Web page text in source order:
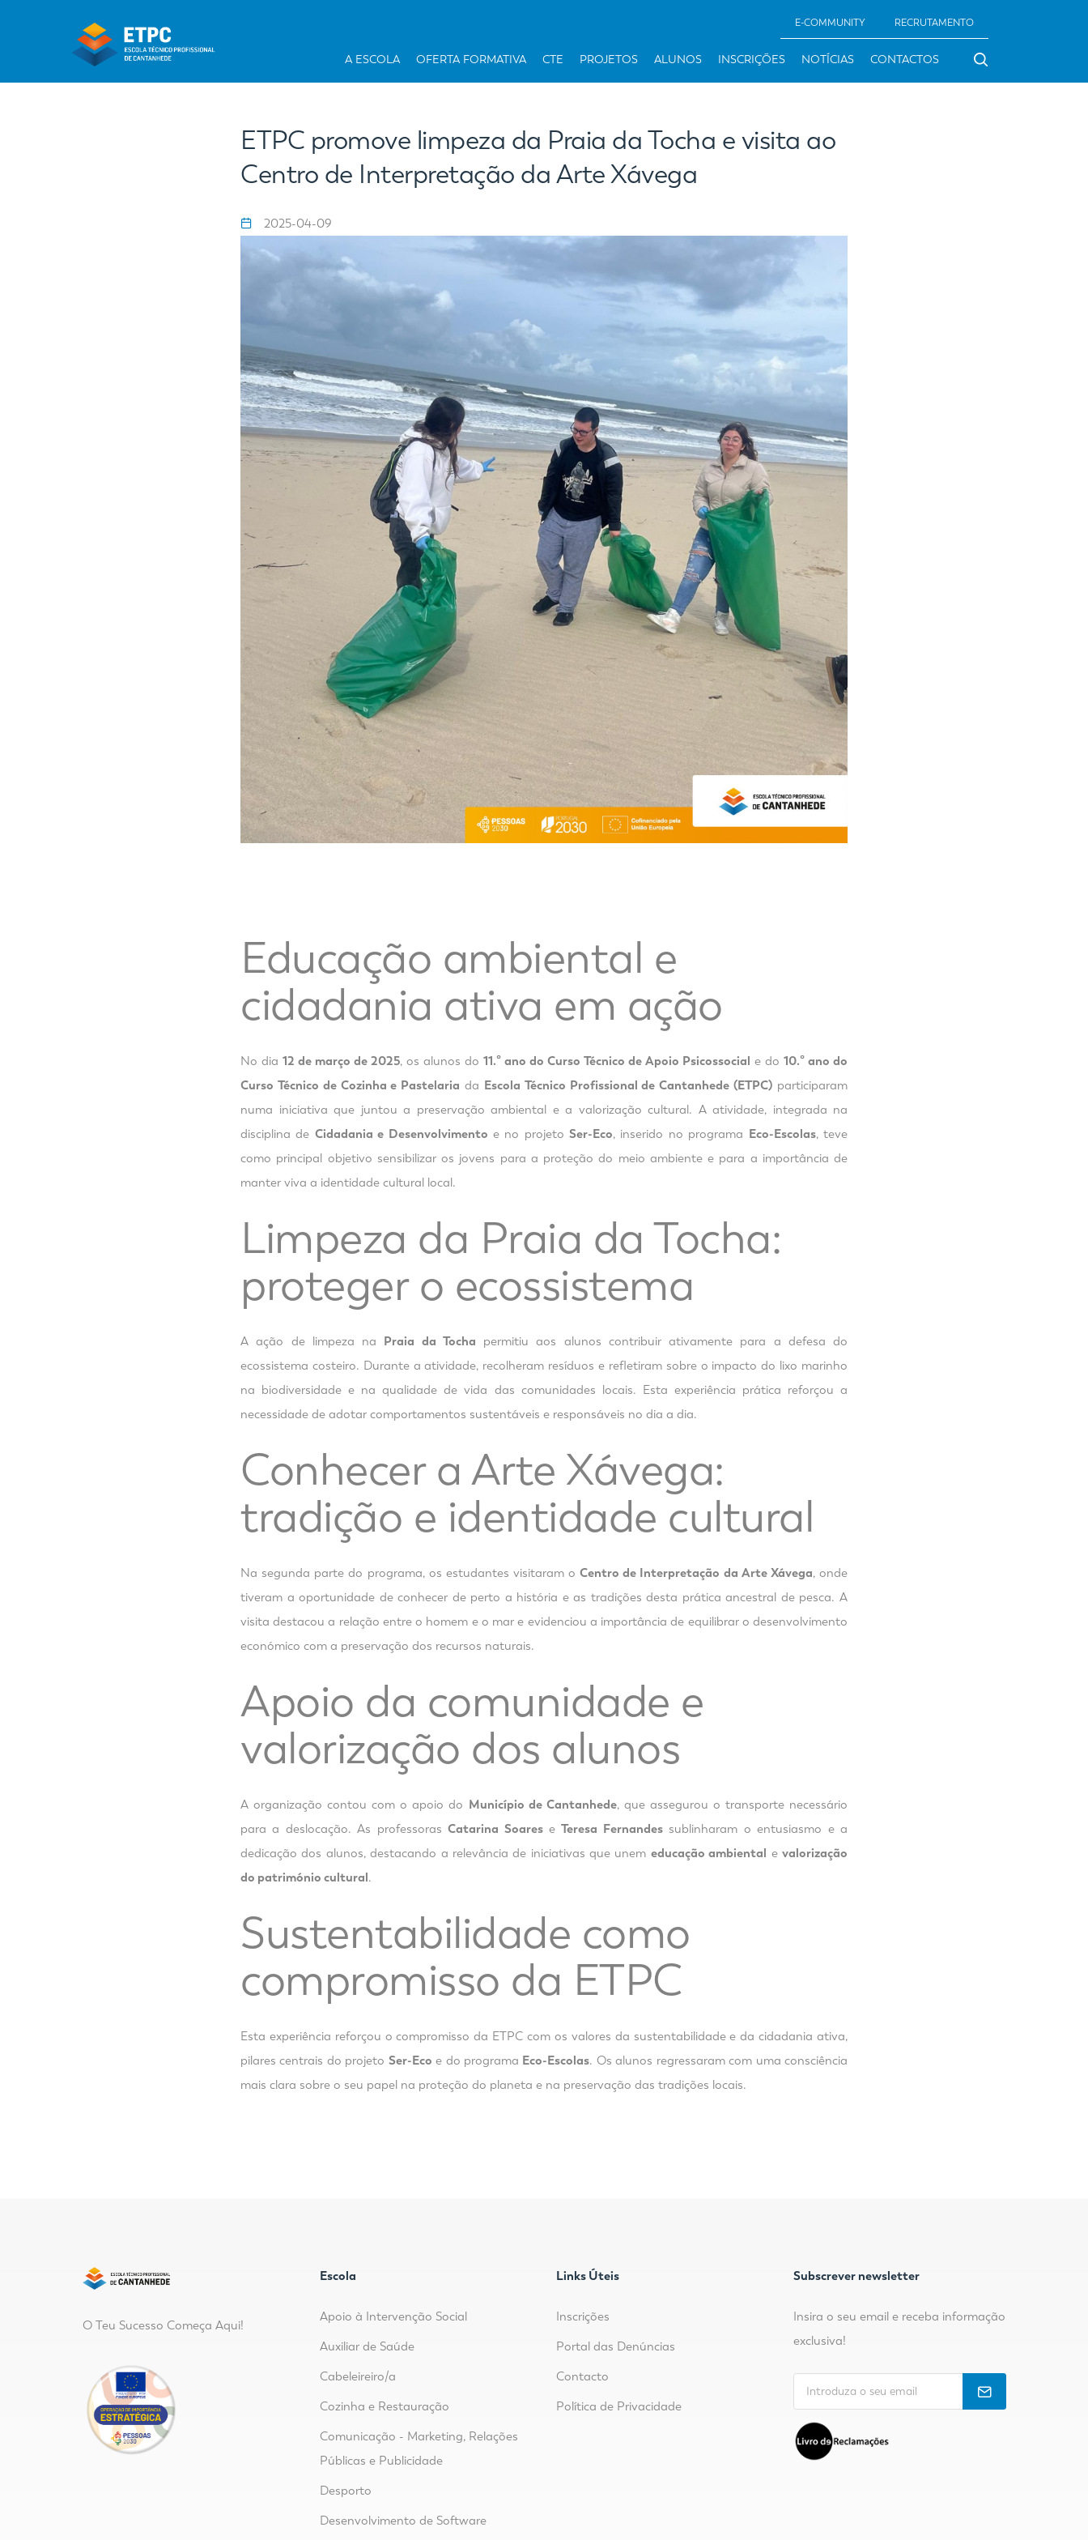
E-COMMUNITY RECRUTAMENTO
A ESCOLA OFERTA FORMATIVA CTE PROJETOS ALUNOS INSCRIÇÕES NOTÍCIAS CONTACTOS
ETPC promove limpeza da Praia da Tocha e visita ao
Centro de Interpretação da Arte Xávega
2025-04-09
Educação ambiental e
cidadania ativa em ação
No dia 12 de março de 2025, os alunos do 11.º ano do Curso Técnico de Apoio Psicossocial e do 10.º ano do
Curso Técnico de Cozinha e Pastelaria da Escola Técnico Profissional de Cantanhede (ETPC) participaram
numa iniciativa que juntou a preservação ambiental e a valorização cultural. A atividade, integrada na
disciplina de Cidadania e Desenvolvimento e no projetoSer-Eco, inserido no programa Eco-Escolas, teve
como principal objetivo sensibilizar os jovens para a proteção do meio ambiente e para a importância de
manter viva a identidade cultural local.
Limpeza da Praia da Tocha:
proteger o ecossistema
A ação de limpeza na Praia da Tocha permitiu aos alunos contribuir ativamente para a defesa do
ecossistema costeiro. Durante a atividade, recolheram resíduos e refletiram sobre o impacto do lixo marinho
na biodiversidade e na qualidade de vida das comunidades locais. Esta experiência prática reforçou a
necessidade de adotar comportamentos sustentáveis e responsáveis no dia a dia.
Conhecer a Arte Xávega:
tradição e identidade cultural
Na segunda parte do programa, os estudantes visitaram oCentro de Interpretação da Arte Xávega, onde
tiveram a oportunidade de conhecer de perto a história e as tradições desta prática ancestral de pesca. A
visita destacou a relação entre o homem e o mar e evidenciou a importância de equilibrar o desenvolvimento
económico com a preservação dos recursos naturais.
Apoio da comunidade e
valorização dos alunos
A organização contou com o apoio do Município de Cantanhede, que assegurou o transporte necessário
para a deslocação. As professorasCatarina SoareseTeresa Fernandessublinharam o entusiasmo e a
dedicação dos alunos, destacando a relevância de iniciativas que unem educação ambiental evalorização
do património cultural.
Sustentabilidade como
compromisso da ETPC
Esta experiência reforçou o compromisso da ETPC com os valores da sustentabilidade e da cidadania ativa,
pilares centrais do projeto Ser-Eco e do programa Eco-Escolas. Os alunos regressaram com uma consciência
mais clara sobre o seu papel na proteção do planeta e na preservação das tradições locais.
O Teu Sucesso Começa Aqui!
Escola
Apoio à Intervenção Social
Auxiliar de Saúde
Cabeleireiro/a
Cozinha e Restauração
Comunicação - Marketing, Relações
Públicas e Publicidade
Desporto
Desenvolvimento de Software
Links Úteis
Inscrições
Portal das Denúncias
Contacto
Política de Privacidade
Subscrever newsletter
Insira o seu email e receba informação
exclusiva!